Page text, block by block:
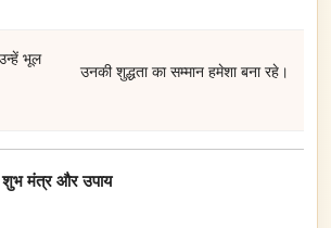
भूल
उनकी शुद्धता का सम्मान हमेशा बना रहे।
मंत्र और उपाय